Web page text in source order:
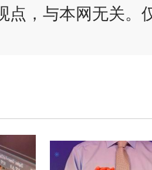
点，与本网无关。